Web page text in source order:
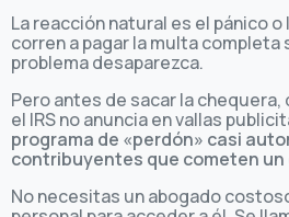
La reacción natural es el pánico
corren a pagar la multa completa
problema desaparezca.
Pero antes de sacar la
el IRS no anuncia en vallas
programa de «perdón» casi
contribuyentes que cometen un
No necesitas un abogado